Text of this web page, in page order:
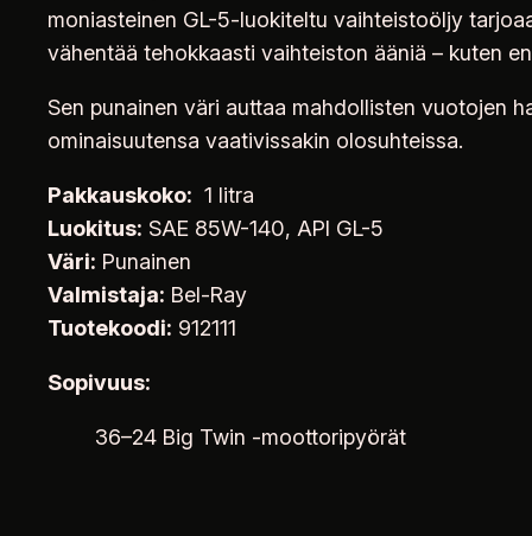
moniasteinen GL-5-luokiteltu vaihteistoöljy
vähentää tehokkaasti vaihteiston ääniä – kuten
Sen punainen väri auttaa mahdollisten vuotojen
ominaisuutensa vaativissakin olosuhteissa.
Pakkauskoko: 1 litra
Luokitus: SAE 85W-140, API GL-5
Väri: Punainen
Valmistaja: Bel-Ray
Tuotekoodi: 912111
Sopivuus:
36–24 Big Twin -moottoripyörät